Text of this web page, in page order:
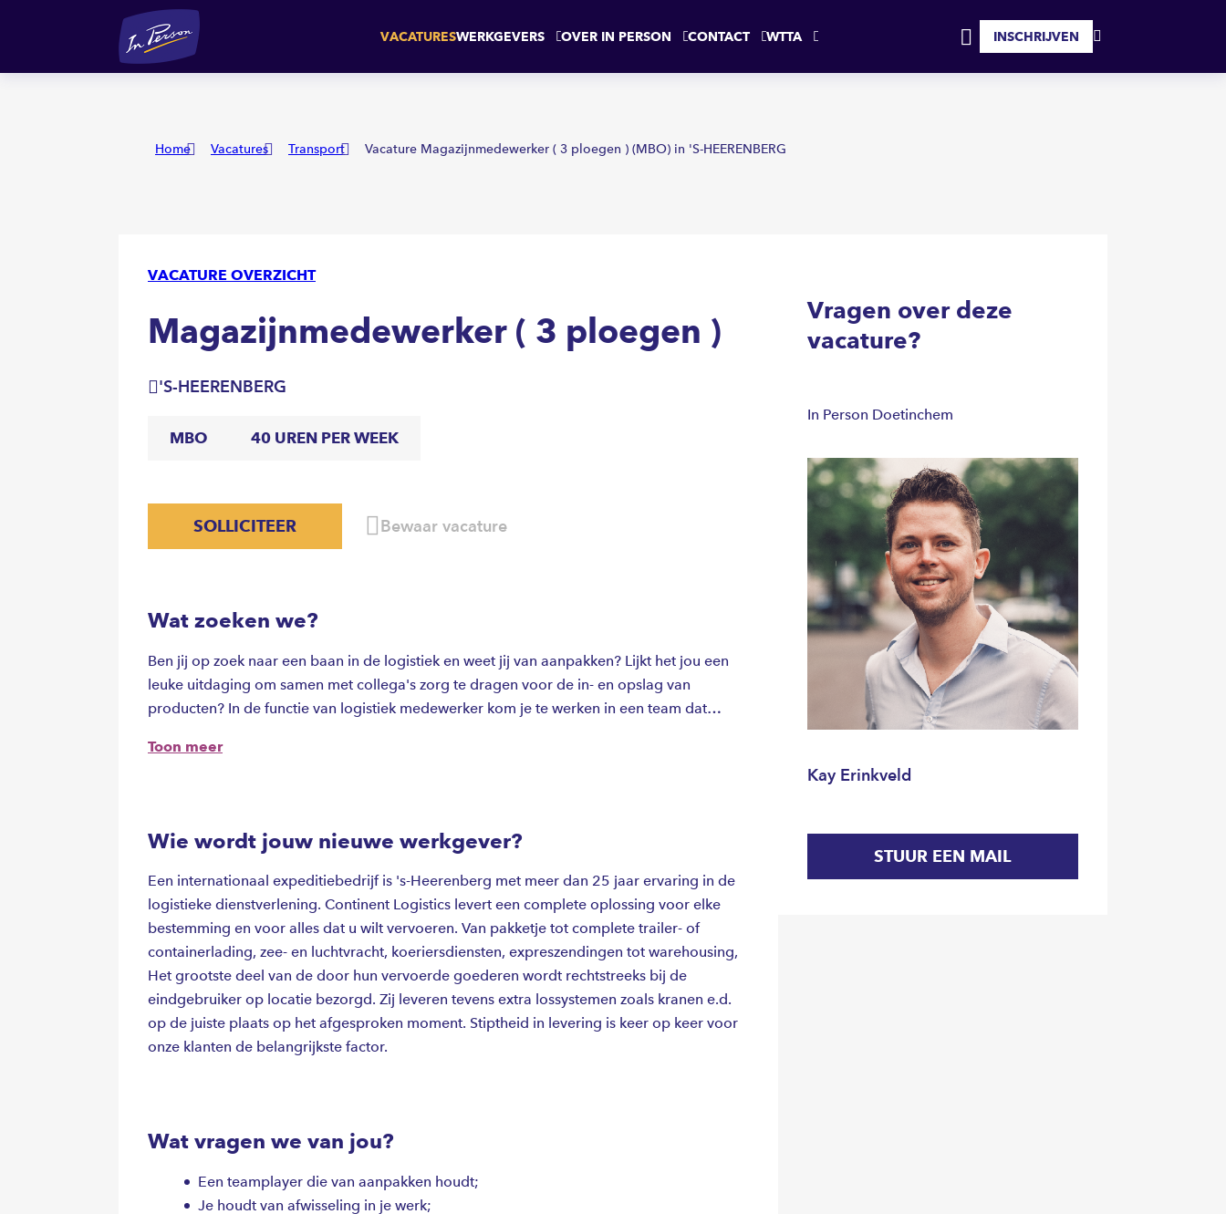
VACATURESWERKGEVERS OVER IN PERSON CONTACT WTTA
MIJN
INSCHRIJVEN
Home Vacatures Transport Vacature Magazijnmedewerker ( 3 ploegen ) (MBO) in 'S-HEERENBERG
VACATURE OVERZICHT
Magazijnmedewerker ( 3 ploegen )
'S-HEERENBERG
MBO 40 UREN PER WEEK
SOLLICITEER Bewaar vacature
Wat zoeken we?
Ben jij op zoek naar een baan in de logistiek en weet jij van aanpakken? Lijkt het jou een
leuke uitdaging om samen met collega's zorg te dragen voor de in- en opslag van
producten? In de functie van logistiek medewerker kom je te werken in een team dat
lossen van vrachtwagens en het verzend klaarmaken van bestellingen. Dit doe je behulp
Toon meer
Wie wordt jouw nieuwe werkgever?
Een internationaal expeditiebedrijf is 's-Heerenberg met meer dan 25 jaar ervaring in de
logistieke dienstverlening. Continent Logistics levert een complete oplossing voor elke
bestemming en voor alles dat u wilt vervoeren. Van pakketje tot complete trailer- of
containerlading, zee- en luchtvracht, koeriersdiensten, expreszendingen tot warehousing,
Het grootste deel van de door hun vervoerde goederen wordt rechtstreeks bij de
eindgebruiker op locatie bezorgd. Zij leveren tevens extra lossystemen zoals kranen e.d.
op de juiste plaats op het afgesproken moment. Stiptheid in levering is keer op keer voor
onze klanten de belangrijkste factor.
Wat vragen we van jou?
Een teamplayer die van aanpakken houdt;
Je houdt van afwisseling in je werk;
Vragen over deze
vacature?
In Person Doetinchem
Kay Erinkveld
STUUR EEN MAIL
Magazijnmedewerker ( 3 ploegen ) 'S-HEERENBERG SOLLICITEER